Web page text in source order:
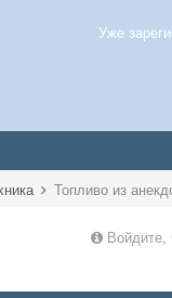
Уже
Топливо из
Войдите,